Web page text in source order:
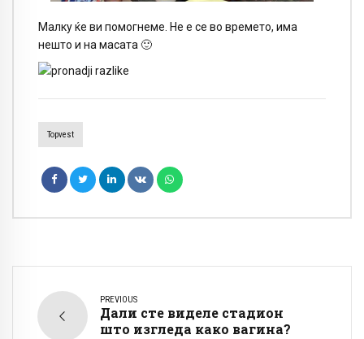
Малку ќе ви помогнеме. Не е се во времето, има
нешто и на масата 🙂
Topvest
PREVIOUS
Дали сте виделе стадион
што изгледа како вагина?